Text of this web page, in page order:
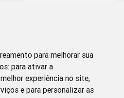
para melhorar sua
para ativar a
experiência no site,
e para personalizar as
Newsletter da